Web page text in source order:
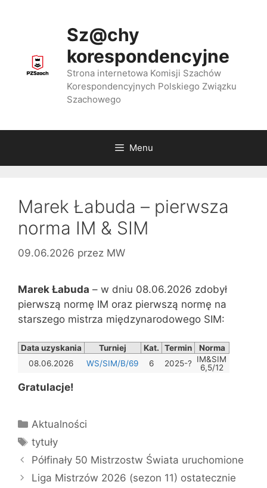
Sz@chy
korespondencyjne
Strona internetowa Komisji Szachów
Korespondencyjnych Polskiego Związku
Szachowego
Menu
Marek Łabuda – pierwsza
norma IM & SIM
09.06.2026 przez MW
Marek Łabuda – w dniu 08.06.2026 zdobył
pierwszą normę IM oraz pierwszą normę na
starszego mistrza międzynarodowego SIM:
Data uzyskania Turniej Kat. Termin Norma
08.06.2026
WS/SIM/B/69 6 2025-? IM&SIM
6,5/12
Gratulacje!
Kategorie
Aktualności
Tagi
tytuły
Półfinały 50 Mistrzostw Świata uruchomione
Liga Mistrzów 2026 (sezon 11) ostatecznie